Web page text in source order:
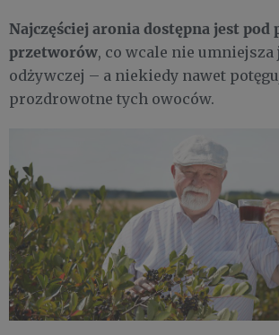
Najczęściej aronia dostępna jest pod
przetworów, co wcale nie
odżywczej – a niekiedy nawet
prozdrowotne tych owoców.